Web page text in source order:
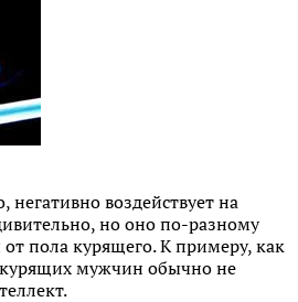
негативно воздействует на
но оно по-разному
от пола курящего. К примеру, как
курящих мужчин обычно не